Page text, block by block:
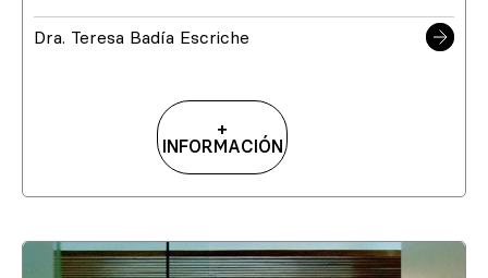
Dra. Teresa Badía Escriche
+
INFORMACIÓN